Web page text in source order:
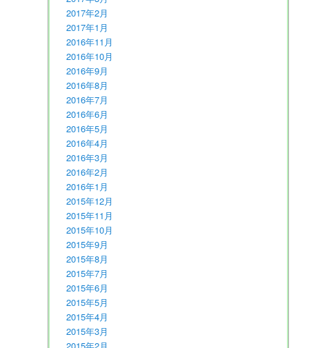
2017年2月
2017年1月
2016年11月
2016年10月
2016年9月
2016年8月
2016年7月
2016年6月
2016年5月
2016年4月
2016年3月
2016年2月
2016年1月
2015年12月
2015年11月
2015年10月
2015年9月
2015年8月
2015年7月
2015年6月
2015年5月
2015年4月
2015年3月